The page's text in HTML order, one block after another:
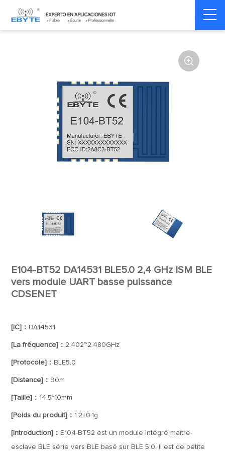
Home > Module > BLE > Other

E104-BT52 DA14531 BLE5.0 2,4 GHz ISM BLE
vers module UART basse puissance
CDSENET
[IC]： DA14531
[La fréquence]： 2.402~2.480GHz
[Protocole]： BLE5.0
[Distance]： 90m
[Taille]： 14.5*10mm
[Poids du produit]： 1.2±0.1g
[Introduction]： E104-BT52 est un module intégré maître-
esclave BLE série vers BLE basé sur BLE 5.0. Il est de petite